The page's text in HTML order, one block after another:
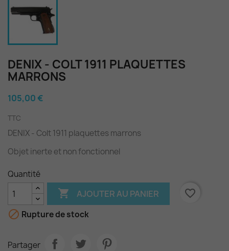
DENIX - COLT 1911 PLAQUETTES
MARRONS
105,00 €
TTC
DENIX - Colt 1911 plaquettes marrons
Objet inerte et non fonctionnel
Quantité
 AJOUTER AU PANIER
favorite_border
 Rupture de stock
Partager